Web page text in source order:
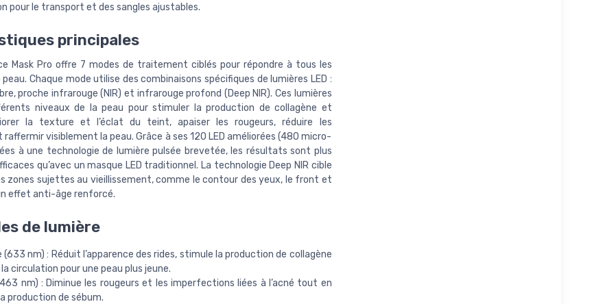
pour le transport et des sangles ajustables.
principales
Mask Pro offre 7 modes de traitement ciblés pour répondre à tous les
Chaque mode utilise des combinaisons spécifiques de lumières LED :
proche infrarouge (NIR) et infrarouge profond (Deep NIR). Ces lumières
niveaux de la peau pour stimuler la production de collagène et
la texture et l’éclat du teint, apaiser les rougeurs, réduire les
visiblement la peau. Grâce à ses 120 LED améliorées (480 micro-
à une technologie de lumière pulsée brevetée, les résultats sont plus
qu’avec un masque LED traditionnel. La technologie Deep NIR cible
zones sujettes au vieillissement, comme le contour des yeux, le front et
effet anti-âge renforcé.
de lumière
(633 nm) : Réduit l’apparence des rides, stimule la production de collagène
circulation pour une peau plus jeune.
nm) : Diminue les rougeurs et les imperfections liées à l’acné tout en
production de sébum.